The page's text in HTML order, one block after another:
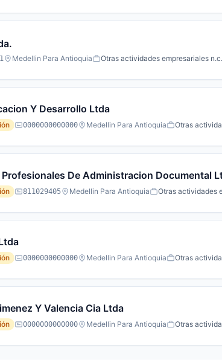
Medellin Para Antioquia Otras actividades empresariales
Y Desarrollo Ltda
0000000000000 Medellin Para Antioquia Otras
De Administracion Documental
811029405 Medellin Para Antioquia Otras actividades
0000000000000 Medellin Para Antioquia Otras
Y Valencia Cia Ltda
0000000000000 Medellin Para Antioquia Otras